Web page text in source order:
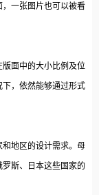
一张图片也可以被看
面中的大小比例及位
，依然能够通过形式
地区的设计需求。母
斯、日本这些国家的